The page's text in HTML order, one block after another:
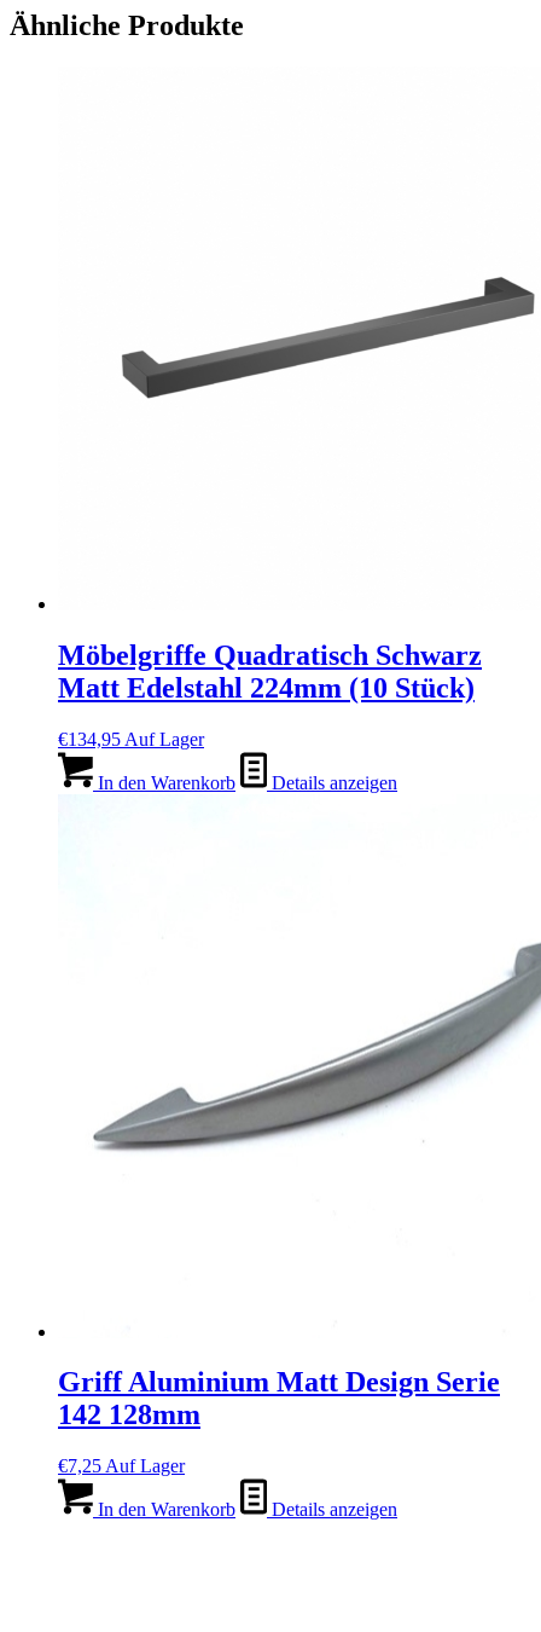
Ähnliche Produkte
Möbelgriffe Quadratisch Schwarz
Matt Edelstahl 224mm (10 Stück)
€134,95 Auf Lager
In den Warenkorb Details anzeigen
Griff Aluminium Matt Design Serie
142 128mm
€7,25 Auf Lager
In den Warenkorb Details anzeigen